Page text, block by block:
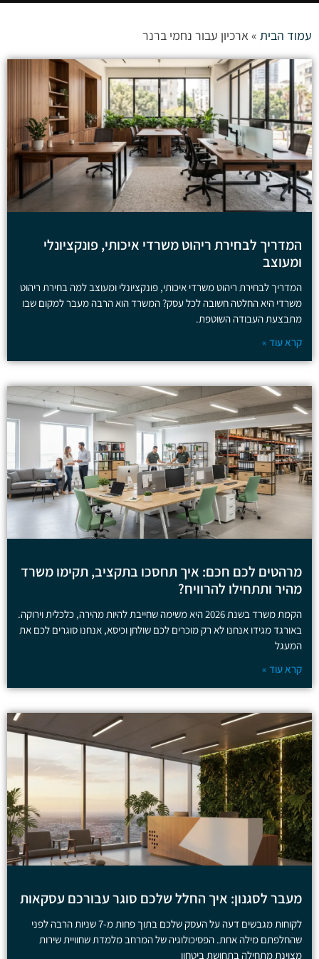
עמוד הבית »ארכיון עבור נחמי ברנר
המדריך לבחירת ריהוט משרדי איכותי, פונקציונלי
ומעוצב
המדריך לבחירת ריהוט משרדי איכותי, פונקציונלי ומעוצב למה בחירת ריהוט
משרדי היא החלטה חשובה לכל עסק? המשרד הוא הרבה מעבר למקום שבו
מתבצעת העבודה השוטפת.
קרא עוד »
מרהטים לכם חכם: איך תחסכו בתקציב, תקימו משרד
מהיר ותתחילו להרוויח?
הקמת משרד בשנת 2026 היא משימה שחייבת להיות מהירה, כלכלית וירוקה.
באורגד מגידו אנחנו לא רק מוכרים לכם שולחן וכיסא, אנחנו סוגרים לכם את
המעגל
קרא עוד »
מעבר לסגנון: איך החלל שלכם סוגר עבורכם עסקאות
לקוחות מגבשים דעה על העסק שלכם בתוך פחות מ-7 שניות הרבה לפני
שהחלפתם מילה אחת. הפסיכולוגיה של המרחב מלמדת שחוויית שירות
מצוינת מתחילה בתחושת ביטחון